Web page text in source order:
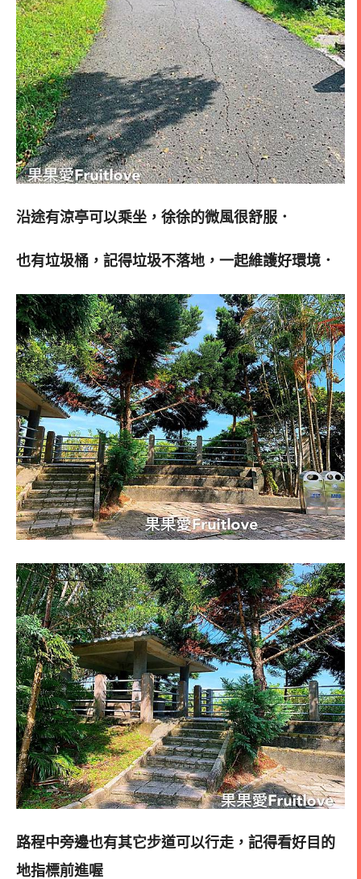
沿途有涼亭可以乘坐，徐徐的微風很舒服．
也有垃圾桶，記得垃圾不落地，一起維護好環境．
路程中旁邊也有其它步道可以行走，記得看好目的
地指標前進喔